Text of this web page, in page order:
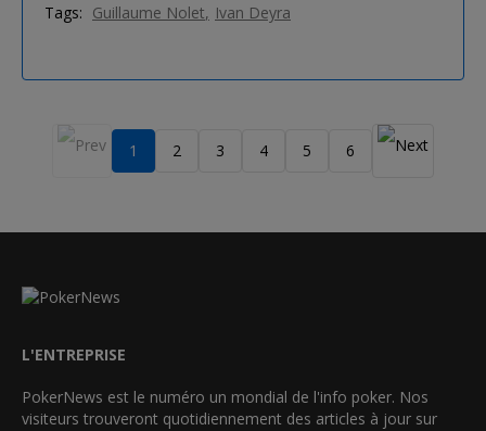
Tags: Guillaume Nolet Ivan Deyra
1 2 3 4 5 6
L'ENTREPRISE
PokerNews est le numéro un mondial de l'info poker. Nos
visiteurs trouveront quotidiennement des articles à jour sur